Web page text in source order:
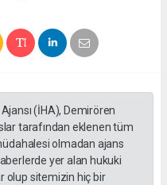
(İHA), Demirören
tarafından eklenen tüm
olmadan ajans
yer alan hukuki
olup sitemizin hiç bir